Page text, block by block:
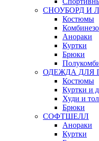
СНОУБОРД И
Костюмы
Анораки
Куртки
Брюки
ОДЕЖДА ДЛЯ
Костюмы
Куртки и
Худи и
Брюки
СОФТШЕЛЛ
Анораки
Куртки